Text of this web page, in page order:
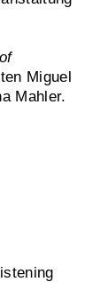
Miguel
Mahler.